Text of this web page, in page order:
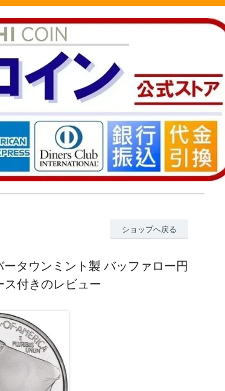
ショップへ戻る
ータウンミント製 バッファロー円
ス付きのレビュー